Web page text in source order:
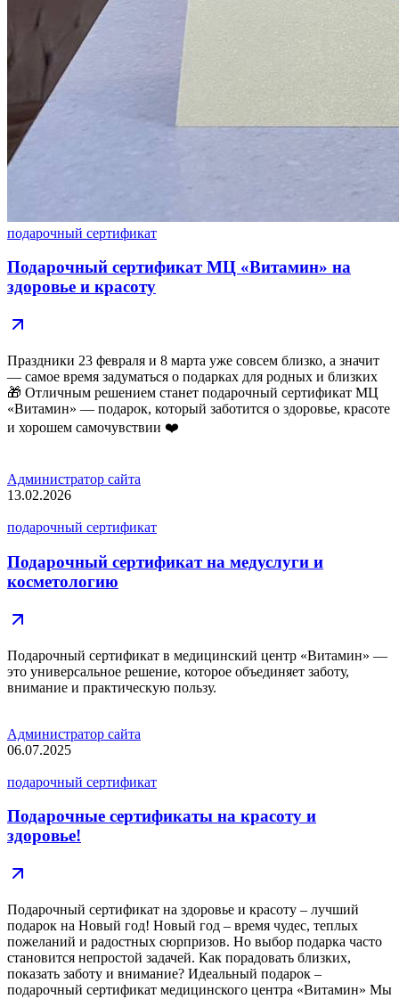
подарочный сертификат
Подарочный сертификат МЦ «Витамин» на
здоровье и красоту
Праздники 23 февраля и 8 марта уже совсем близко, а значит
— самое время задуматься о подарках для родных и близких
🎁 Отличным решением станет подарочный сертификат МЦ
«Витамин» — подарок, который заботится о здоровье, красоте
и хорошем самочувствии ❤️
Администратор сайта
13.02.2026
подарочный сертификат
Подарочный сертификат на медуслуги и
косметологию
Подарочный сертификат в медицинский центр «Витамин» —
это универсальное решение, которое объединяет заботу,
внимание и практическую пользу.
Администратор сайта
06.07.2025
подарочный сертификат
Подарочные сертификаты на красоту и
здоровье!
Подарочный сертификат на здоровье и красоту – лучший
подарок на Новый год! Новый год – время чудес, теплых
пожеланий и радостных сюрпризов. Но выбор подарка часто
становится непростой задачей. Как порадовать близких,
показать заботу и внимание? Идеальный подарок –
подарочный сертификат медицинского центра «Витамин» Мы